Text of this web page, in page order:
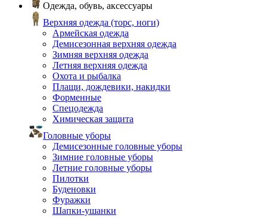
Одежда, обувь, аксессуары
Верхняя одежда (торс, ноги)
Армейская одежда
Демисезонная верхняя одежда
Зимняя верхняя одежда
Летняя верхняя одежда
Охота и рыбалка
Плащи, дождевики, накидки
Форменные
Спецодежда
Химическая защита
Головные уборы
Демисезонные головные уборы
Зимние головные уборы
Летние головные уборы
Пилотки
Буденовки
Фуражки
Шапки-ушанки